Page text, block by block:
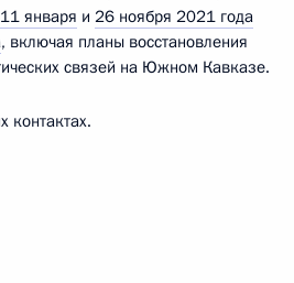
11 января и 26 ноября 2021 года
, включая планы восстановления
связей на Южном Кавказе.
контактах.